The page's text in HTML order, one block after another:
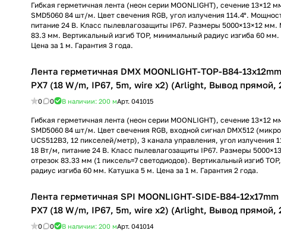
Гибкая герметичная лента (неон серии MOONLIGHT), сечение 13×12
SMD5060 84 шт/м. Цвет свечения RGB, угол излучения 114.4°.
питание 24 В. Класс пылевлагозащиты IP67. Размеры 5000×13×12 мм.
83.3 мм. Вертикальный изгиб TOP, минимальный радиус изгиба 60
Цена за 1 м. Гарантия 3 года.
Лента герметичная DMX MOONLIGHT-TOP-B84-
PX7 (18 W/m, IP67, 5m, wire x2) (Arlight, Вывод прямой,
0 0 В наличии: 200 мАрт. 041015
Гибкая герметичная лента (неон серии MOONLIGHT), сечение 13×12
SMD5060 84 шт/м. Цвет свечения RGB, входной сигнал DMX512
UCS512B3, 12 пикселей/метр), 3 канала управления, угол излучения
18 Вт/м, питание 24 В. Класс пылевлагозащиты IP67. Размеры
отрезок 83.33 мм (1 пиксель=7 светодиодов). Вертикальный изгиб
радиус изгиба 60 мм. Катушка 5 м. Цена за 1 м. Гарантия 2 года.
Лента герметичная SPI MOONLIGHT-SIDE-B84-12x17mm
PX7 (18 W/m, IP67, 5m, wire x2) (Arlight, Вывод прямой,
0 0 В наличии: 200 мАрт. 041014